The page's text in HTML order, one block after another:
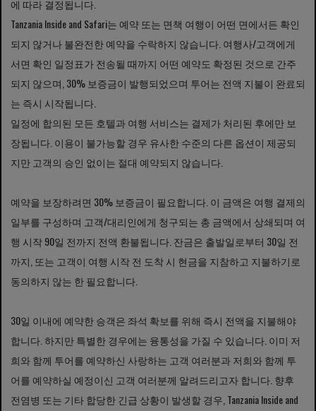
에 따라 결정됩니다.
Tanzania Inside and Safari는 예약 또는 면책 여행이 어떤 면에서든 확인
되지 않거나 불완전한 예약을 수락하지 않습니다. 여행사/고객에게
서면 확인 일정표가 전송될 때까지 어떤 예약도 확정된 것으로 간주
되지 않으며, 30% 보증금이 발행되었으며 투어는 전액 지불이 완료되
는 즉시 시작됩니다.
일정에 합의된 모든 호텔과 여행 서비스는 결제가 처리된 후에만 보
장됩니다. 이용이 불가능할 경우 유사한 수준의 다른 옵션이 제공되
지만 고객의 승인 없이는 절대 예약되지 않습니다.
예약을 보장하려면 30% 보증금이 필요합니다. 이 금액은 여행 결제의
일부를 구성하며 고객/대리인에게 청구되는 총 금액에서 상쇄되며 여
행 시작 90일 전까지 전액 환불됩니다. 잔금은 출발일로부터 30일 전
까지, 또는 고객이 여행 시작 전 도착 시 현금을 지참하고 지불하기로
동의하지 않는 한 필요합니다.
30일 이내에 예약한 승객은 좌석 확보를 위해 즉시 전액을 지불해야
합니다. 하지만 특별한 경우에는 융통성을 가질 수 있습니다. 이미 저
희와 함께 투어를 예약하신 사랑하는 고객 여러분과 저희와 함께 투
어를 예약하실 예정이신 고객 여러분께 알려드리고자 합니다. 향후
전염병 또는 기타 합당한 긴급 상황이 발생할 경우, Tanzania Inside and